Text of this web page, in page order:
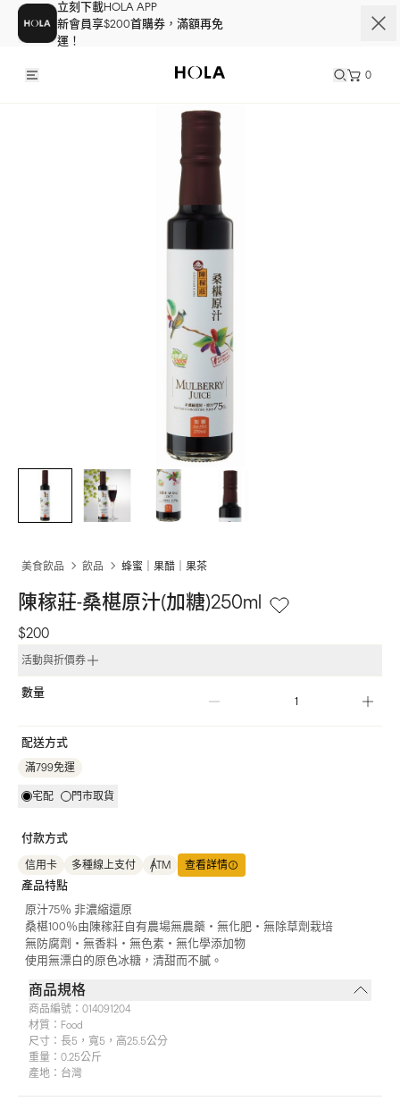
立刻下載HOLA APP
新會員享$200首購券，滿額再免
運！
0
美食飲品 飲品 蜂蜜｜果醋｜果茶
陳稼莊-桑椹原汁(加糖)250ml
$200
活動與折價券
數量
配送方式
滿799免運
宅配 門市取貨
付款方式
信用卡 多種線上支付 ATM 查看詳情
產品特點
原汁75％ 非濃縮還原
桑椹100％由陳稼莊自有農場無農藥‧無化肥‧無除草劑栽培
無防腐劑‧無香料‧無色素‧無化學添加物
使用無漂白的原色冰糖，清甜而不膩。
商品規格
商品編號： 014091204
材質： Food
尺寸： 長5，寬5，高25.5公分
重量： 0.25公斤
產地： 台灣